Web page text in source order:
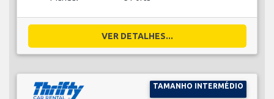
VER DETALHES...
TAMANHO INTERMÉDIO